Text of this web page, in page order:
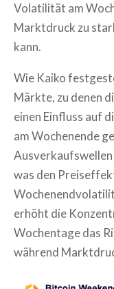
Volatilität am
Marktdruck zu
kann.
Wie Kaiko
Märkte, zu denen
einen Einfluss auf
am Wochenende
was den
erhöht die
Wochentage das
während